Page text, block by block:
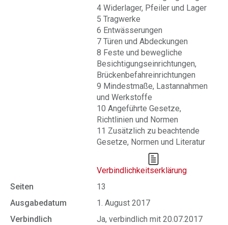
4 Widerlager, Pfeiler und Lager
5 Tragwerke
6 Entwässerungen
7 Türen und Abdeckungen
8 Feste und bewegliche
Besichtigungseinrichtungen,
Brückenbefahreinrichtungen
9 Mindestmaße, Lastannahmen
und Werkstoffe
10 Angeführte Gesetze,
Richtlinien und Normen
11 Zusätzlich zu beachtende
Gesetze, Normen und Literatur
Verbindlichkeitserklärung
Seiten
13
Ausgabedatum
1. August 2017
Verbindlich
Ja, verbindlich mit 20.07.2017